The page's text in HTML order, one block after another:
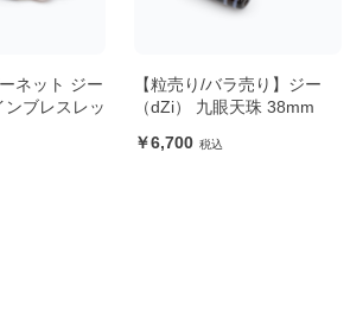
ネット ジー
ンブレスレッ
【粒売り/バラ売り】ジー
（dZi） 九眼天珠 38mm
6,700